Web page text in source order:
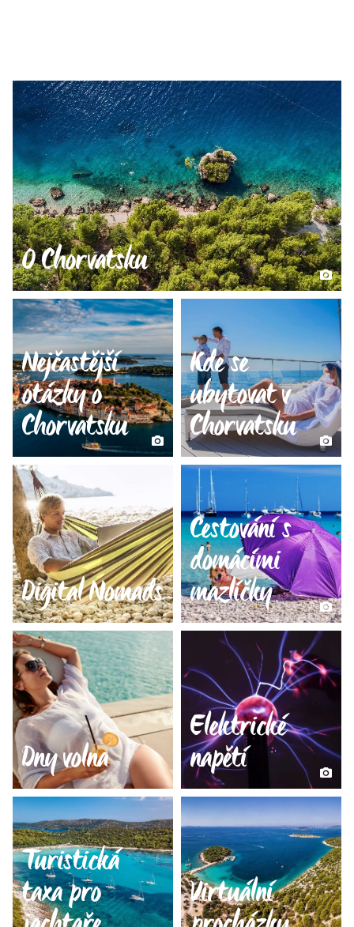
O Chorvatsku
Nejčastější
otázky o
Chorvatsku
Kde se
ubytovat v
Chorvatsku
Digital Nomads
Cestování s
domácími
mazlíčky
Dny volna
Elektrické
napětí
Turistická
taxa pro Virtuální